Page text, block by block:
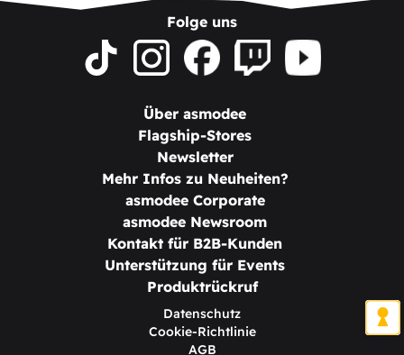
Folge uns
Über asmodee
Flagship-Stores
Newsletter
Mehr Infos zu Neuheiten?
asmodee Corporate
asmodee Newsroom
Kontakt für B2B-Kunden
Unterstützung für Events
Produktrückruf
Datenschutz
Cookie-Richtlinie
AGB